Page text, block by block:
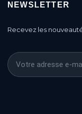
NEWSLETTER
Recevez les